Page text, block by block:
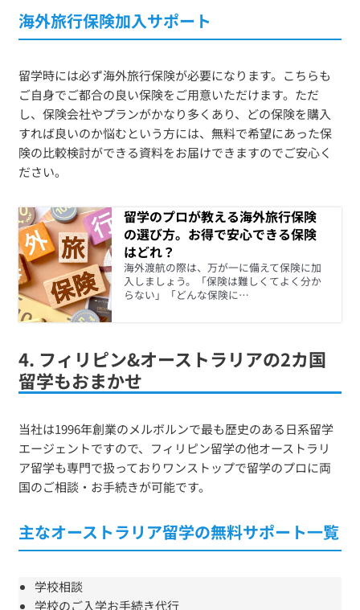
海外旅行保険加入サポート
留学時には必ず海外旅行保険が必要になります。こちらも
ご自身でご都合の良い保険をご用意いただけます。ただ
し、保険会社やプランがかなり多くあり、どの保険を購入
すれば良いのか悩むという方には、無料で希望にあった保
険の比較検討ができる資料をお届けできますのでご安心く
ださい。
留学のプロが教える海外旅行保険
の選び方。お得で安心できる保険
はどれ？
海外渡航の際は、万が一に備えて保険に加
入しましょう。「保険は難しくてよく分か
らない」「どんな保険に…
4. フィリピン&オーストラリアの2カ国
留学もおまかせ
当社は1996年創業のメルボルンで最も歴史のある日系留学
エージェントですので、フィリピン留学の他オーストラリ
ア留学も専門で扱っておりワンストップで留学のプロに両
国のご相談・お手続きが可能です。
主なオーストラリア留学の無料サポート一覧
学校相談
学校のご入学お手続き代行